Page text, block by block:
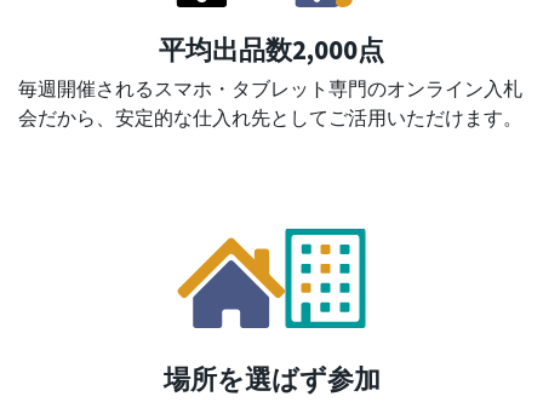
平均出品数2,000点
毎週開催されるスマホ・タブレット専門のオンライン入札
会だから、安定的な仕入れ先としてご活用いただけます。
場所を選ばず参加